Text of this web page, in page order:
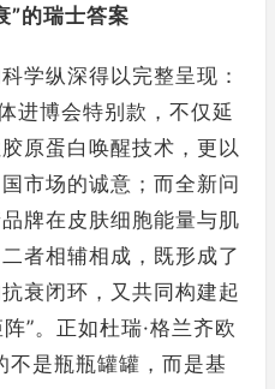
”的瑞士答案
学纵深得以完整呈现：
进博会特别款，不仅延
原蛋白唤醒技术，更以
市场的诚意；而全新问
牌在皮肤细胞能量与肌
者相辅相成，既形成了
衰闭环，又共同构建起
”。正如杜瑞·格兰齐欧
不是瓶瓶罐罐，而是基